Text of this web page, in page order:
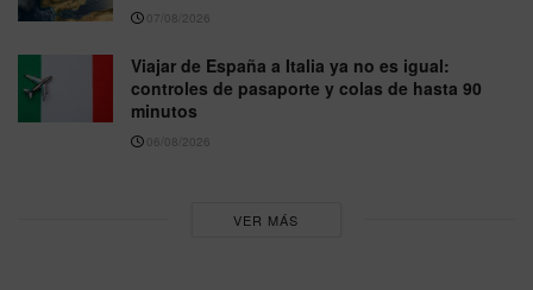
07/08/2026
Viajar de España a Italia ya no es igual:
controles de pasaporte y colas de hasta 90
minutos
06/08/2026
VER MÁS